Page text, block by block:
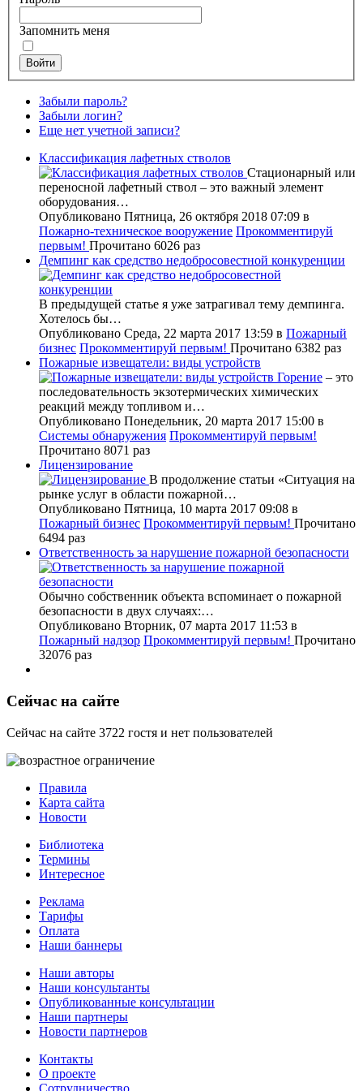
Запомнить меня
Войти
Забыли пароль?
Забыли логин?
Еще нет учетной записи?
Классификация лафетных стволов
Стационарный или
переносной лафетный ствол – это важный элемент
оборудования…
Опубликовано Пятница, 26 октября 2018 07:09 в
Пожарно-техническое вооружение Прокомментируй
первым! Прочитано 6026 раз
Демпинг как средство недобросовестной конкуренции
В предыдущей статье я уже затрагивал тему демпинга.
Хотелось бы…
Опубликовано Среда, 22 марта 2017 13:59 в Пожарный
бизнес Прокомментируй первым! Прочитано 6382 раз
Пожарные извещатели: виды устройств
Горение – это
последовательность экзотермических химических
реакций между топливом и…
Опубликовано Понедельник, 20 марта 2017 15:00 в
Системы обнаружения Прокомментируй первым!
Прочитано 8071 раз
Лицензирование
В продолжение статьи «Ситуация на
рынке услуг в области пожарной…
Опубликовано Пятница, 10 марта 2017 09:08 в
Пожарный бизнес Прокомментируй первым! Прочитано
6494 раз
Ответственность за нарушение пожарной безопасности
Обычно собственник объекта вспоминает о пожарной
безопасности в двух случаях:…
Опубликовано Вторник, 07 марта 2017 11:53 в
Пожарный надзор Прокомментируй первым! Прочитано
32076 раз
Сейчас на сайте
Сейчас на сайте 3722 гостя и нет пользователей
Правила
Карта сайта
Новости
Библиотека
Термины
Интересное
Реклама
Тарифы
Оплата
Наши баннеры
Наши авторы
Наши консультанты
Опубликованные консультации
Наши партнеры
Новости партнеров
Контакты
О проекте
Сотрудничество